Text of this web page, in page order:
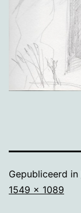
Gepubliceerd in
Volledige
1549 × 1089